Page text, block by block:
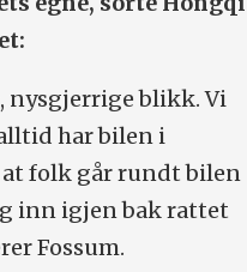
nysgjerrige blikk. Vi
har bilen i
at folk går rundt bilen
inn igjen bak rattet
Fossum.